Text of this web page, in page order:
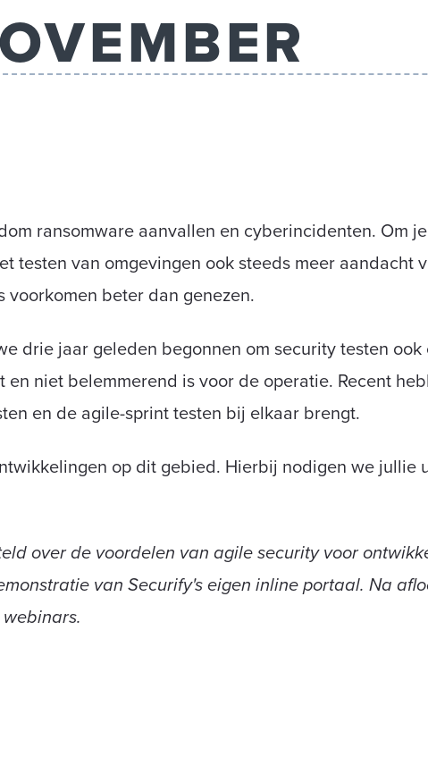
ransomware aanvallen en cyberincidenten. Om
testen van omgevingen ook steeds meer aandacht
beter dan genezen.
drie jaar geleden begonnen om security testen ook
niet belemmerend is voor de operatie. Recent
en de agile-sprint testen bij elkaar brengt.
op dit gebied. Hierbij nodigen we jullie
over de voordelen van agile security voor
van Securify's eigen inline portaal. Na